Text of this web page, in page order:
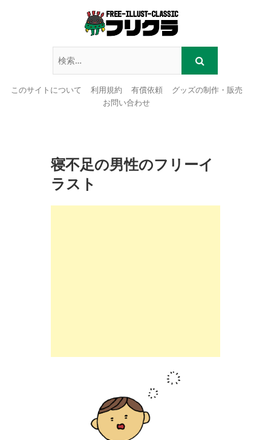
このサイトについて 利用規約 有償依頼
グッズの制作・販売
お問い合わせ
寝不足の男性のフリーイ
ラスト